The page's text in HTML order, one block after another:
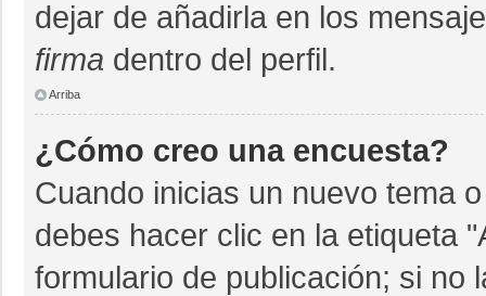
dejar de añadirla en los
firma dentro del perfil.
Arriba
¿Cómo creo una encuesta?
Cuando inicias un nuevo tema
debes hacer clic en la etiqueta
formulario de publicación; si no